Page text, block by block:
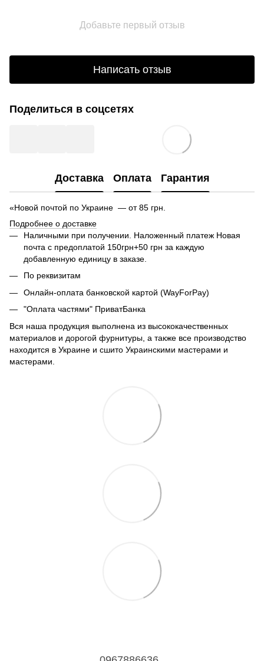
Добавьте первый отзыв
Написать отзыв
Поделиться в соцсетях
Доставка Оплата Гарантия
«Новой почтой по Украине — от 85 грн.
Подробнее о доставке
Наличными при получении. Наложенный платеж Новая
почта с предоплатой 150грн+50 грн за каждую
добавленную единицу в заказе.
По реквизитам
Онлайн-оплата банковской картой (WayForPay)
"Оплата частями" ПриватБанка
Вся наша продукция выполнена из высококачественных
материалов и дорогой фурнитуры, а также все производство
находится в Украине и сшито Украинскими мастерами и
мастерами.